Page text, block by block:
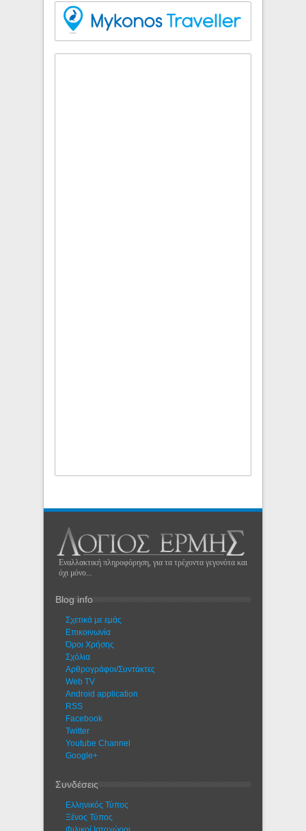
Εναλλακτική πληροφόρηση, για τα τρέχοντα γεγονότα και
όχι μόνο...
Blog info
Σχετικά με εμάς
Eπικοινωνία
Όροι Χρήσης
Σχόλια
Αρθρογράφοι/Συντάκτες
Web TV
Android application
RSS
Facebook
Twitter
Youtube Channel
Google+
Συνδέσεις
Ελληνικός Τύπος
Ξένος Τύπος